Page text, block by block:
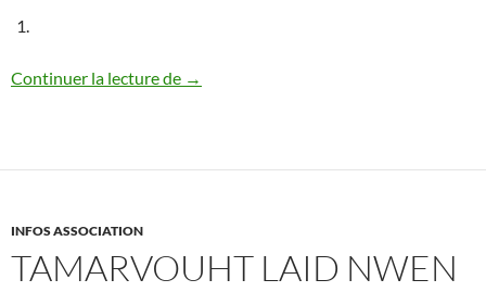
Continuer la lecture de Fête du village 2025 : les photos
→
INFOS ASSOCIATION
TAMARVOUHT LAID NWEN